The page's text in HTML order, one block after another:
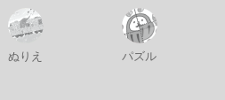
ぬりえ パズル